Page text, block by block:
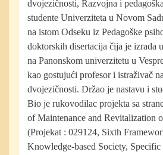
dvojezičnosti, Razvojna i
studente Univerziteta u Novom
na istom Odseku iz Pedagoške
doktorskih disertacija čija je izrada
na Panonskom univerzitetu u
kao gostujući profesor i istraživač
dvojezičnosti. Držao je nastavu i
Bio je rukovodilac projekta sa
of Maintenance and Revitalization
(Projekat : 029124, Sixth
Knowledge-based Society,